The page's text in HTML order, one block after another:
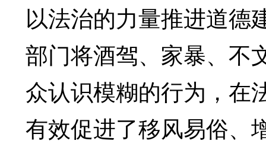
以法治的力量推进道德
部门将酒驾、家暴、不
众认识模糊的行为，在
有效促进了移风易俗、